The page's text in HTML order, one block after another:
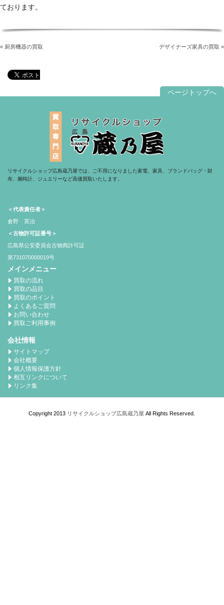
ております。
« 厨房機器の買取 デザイナーズ家具の買取 »
ページトップへ
リサイクルショップ広島蔵乃屋では、ご不用になりました家電、家具、ブランドバッグ・財
布、腕時計、ジュエリーなど高価買取いたします。
＜代表責任者＞
倉野 英治
＜古物許可証番号＞
広島県公安委員会古物商許可証
第731070000019号
メインメニュー
買取の流れ
買取の品目
買取のポイント
よくあるご質問
お問い合わせ
買取ご利用事例
会社情報
サイトマップ
会社概要
個人情報保護方針
相互リンクについて
リンク集
Copyright 2013 リサイクルショップ広島蔵乃屋 All Rights Reserved.